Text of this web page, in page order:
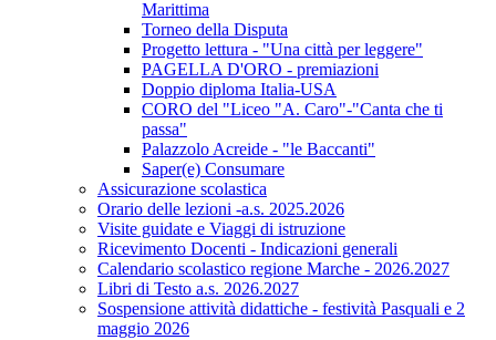
Marittima
Torneo della Disputa
Progetto lettura - "Una città per leggere"
PAGELLA D'ORO - premiazioni
Doppio diploma Italia-USA
CORO del "Liceo "A. Caro"-"Canta che ti
passa"
Palazzolo Acreide - "le Baccanti"
Saper(e) Consumare
Assicurazione scolastica
Orario delle lezioni -a.s. 2025.2026
Visite guidate e Viaggi di istruzione
Ricevimento Docenti - Indicazioni generali
Calendario scolastico regione Marche - 2026.2027
Libri di Testo a.s. 2026.2027
Sospensione attività didattiche - festività Pasquali e 2
maggio 2026